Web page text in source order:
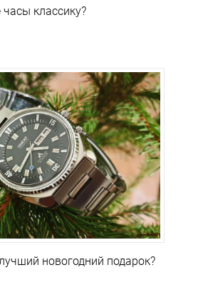
классику?
новогодний подарок?